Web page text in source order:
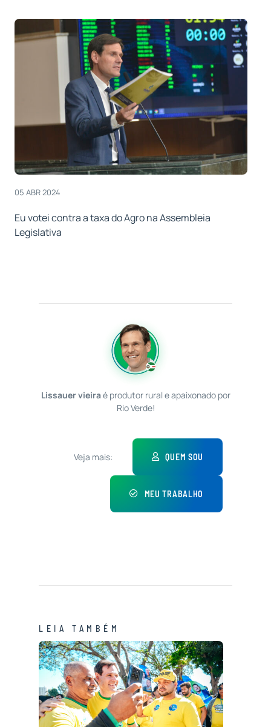
05 ABR 2024
Eu votei contra a taxa do Agro na Assembleia
Legislativa
Lissauer vieiraé produtor rural e apaixonado por
Rio Verde!
Veja mais: QUEM SOU
MEU TRABALHO
LEIA TAMBÉM